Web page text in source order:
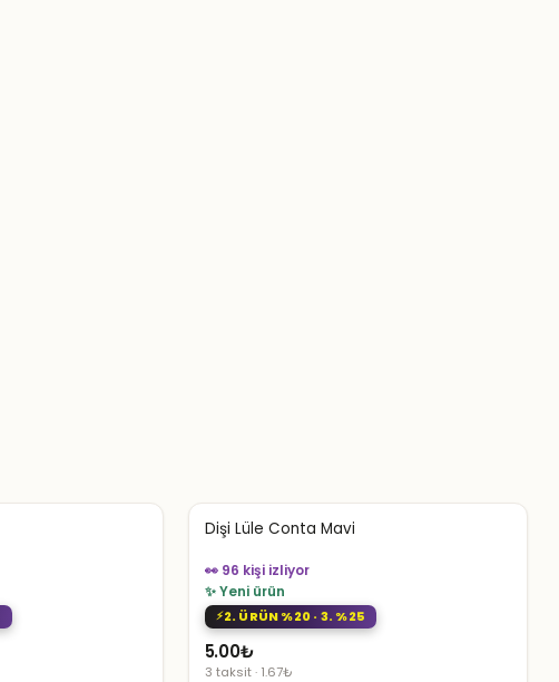
Dişi Lüle Conta Mavi
👀 96 kişi izliyor
✨ Yeni ürün
2. ÜRÜN %20 · 3. %25
5.00₺
3 taksit · 1.67₺